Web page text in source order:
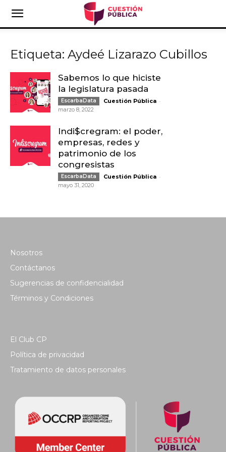
Etiqueta: Aydeé Lizarazo Cubillos
Sabemos lo que hiciste
la legislatura pasada
EscarbaData Cuestión Pública -
marzo 8, 2022
Indi$cregram: el poder,
empresas, redes y
patrimonio de los
congresistas
EscarbaData Cuestión Pública -
mayo 31, 2020
Nosotros
Contáctanos
Sugerencias de confidencialidad
Términos y Condiciones
El Club CP
Política de privacidad
Tratamiento de datos personales